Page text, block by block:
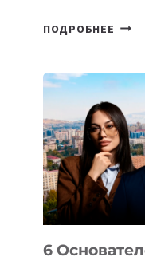
ПОДРОБНЕЕ СТАЛИ
ВИДА
ОТ
6